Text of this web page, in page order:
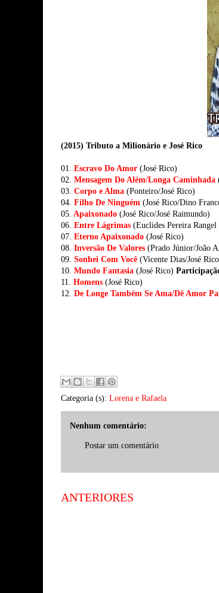
(2015) Tributo a Milionário e José Rico
01. Escravo Do Amor (José Rico)
02. Mensagem Do Além/Longa Caminhada
03. Corpo e Alma (Ponteiro/José Rico)
04. Filho De Ninguém (José Rico/Dino
05. Apaixonado (José Rico/José Raimundo)
06. Entre Lágrimas (Euclides Pereira
07. Eterno Apaixonado (José Rico)
08. Inversão De Valores (Prado Júnior/João
09. Sonhei Com Você (Vicente Dias/José
10. Mundo Fantasia (José Rico)
11. Homens (José Rico)
12. De Longe Também Se Ama/Dê Amor
Categoria (s): Lorena e Rafaela
Nenhum comentário:
Postar um comentário
ANTERIORES